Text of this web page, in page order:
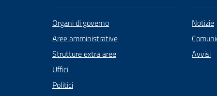
Organi di governo
Aree amministrative
Strutture extra aree
Uffici
Politici
Notizie
Avvisi